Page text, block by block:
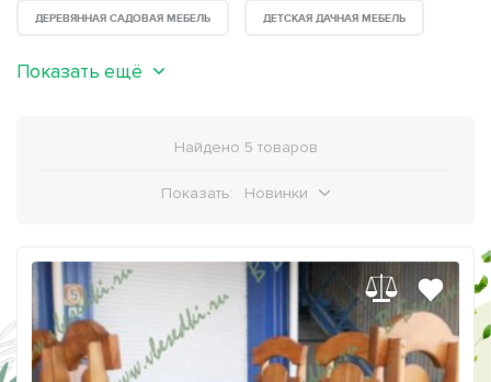
ДЕРЕВЯННАЯ САДОВАЯ МЕБЕЛЬ ДЕТСКАЯ ДАЧНАЯ МЕБЕЛЬ
Показать ещё
Найдено 5 товаров
Показать: Новинки